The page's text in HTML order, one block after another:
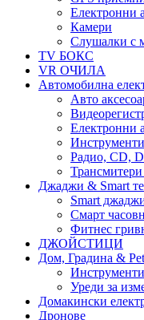
Електронни
Камери
Слушалки с
TV БОКС
VR ОЧИЛА
Автомобилна
Авто
Електронни
Радио, CD,
Джаджи & Smart
Smart
Смарт
Фитнес
ДЖОЙСТИЦИ
Дом, Градина &
Уреди за
Домакински
Дронове